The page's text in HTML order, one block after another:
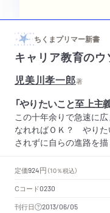
ちくまプリマー新書
キャリア教育のウ
児美川孝一郎著
「やりたいこと至上主
この十年余りで急速に
なれればＯＫ？ やり
されずに自らの進路を描
定価924円 （10％税込）
Cコード0230
刊行日 2013/06/05